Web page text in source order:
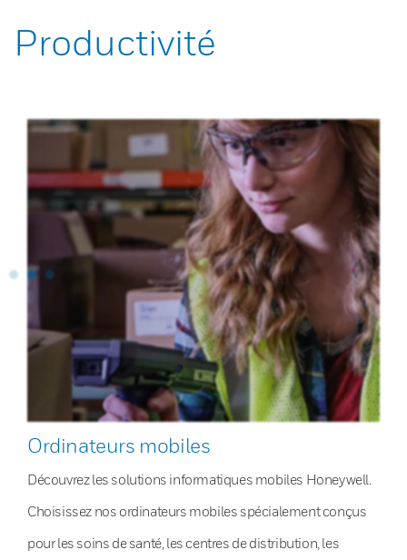
Productivité
Ordinateurs mobiles
Découvrez les solutions informatiques mobiles Honeywell.
Choisissez nos ordinateurs mobiles spécialement conçus
pour les soins de santé, les centres de distribution, les